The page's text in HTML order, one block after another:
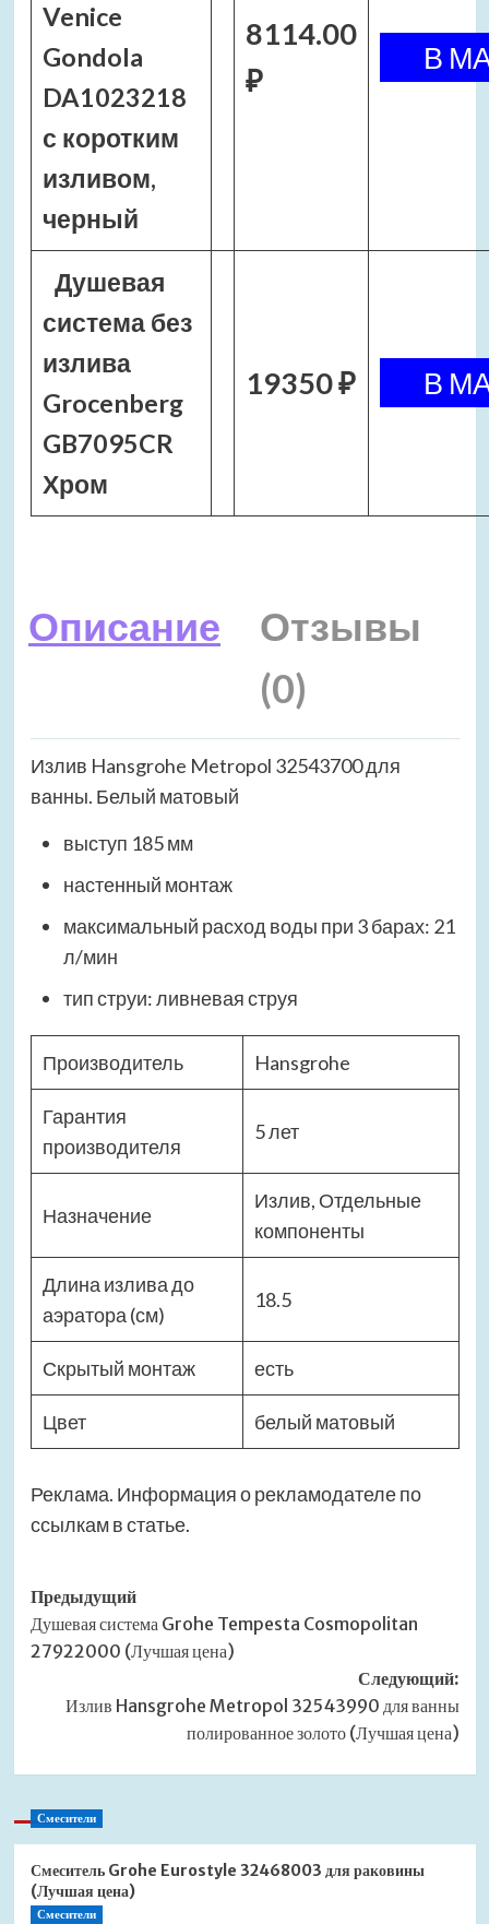
Venice
Gondola
DA1023218
с коротким
изливом,
черный
8114.00
₽
Душевая
система без
излива
Grocenberg
GB7095CR
Хром
19350 ₽
Описание
Отзывы
(0)
Излив Hansgrohe Metropol 32543700 для
ванны. Белый матовый
выступ 185 мм
настенный монтаж
максимальный расход воды при 3 барах: 21
л/мин
тип струи: ливневая струя
Производитель Hansgrohe
Гарантия
производителя
5 лет
Назначение
Излив, Отдельные
компоненты
Длина излива до
аэратора (см)
18.5
Скрытый монтаж есть
Цвет белый матовый
Реклама. Информация о рекламодателе по
ссылкам в статье.
Навигация
записи
Предыдущий
Душевая система Grohe Tempesta Cosmopolitan
27922000 (Лучшая цена)
Следующий:
Излив Hansgrohe Metropol 32543990 для ванны
полированное золото (Лучшая цена)
Смесители
Смеситель Grohe Eurostyle 32468003 для раковины
(Лучшая цена)
Смесители